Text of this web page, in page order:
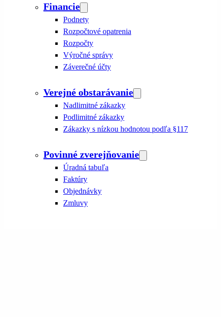
Financie
Podnety
Rozpočtové opatrenia
Rozpočty
Výročné správy
Záverečné účty
Verejné obstarávanie
Nadlimitné zákazky
Podlimitné zákazky
Zákazky s nízkou hodnotou podľa §117
Povinné zverejňovanie
Úradná tabuľa
Faktúry
Objednávky
Zmluvy